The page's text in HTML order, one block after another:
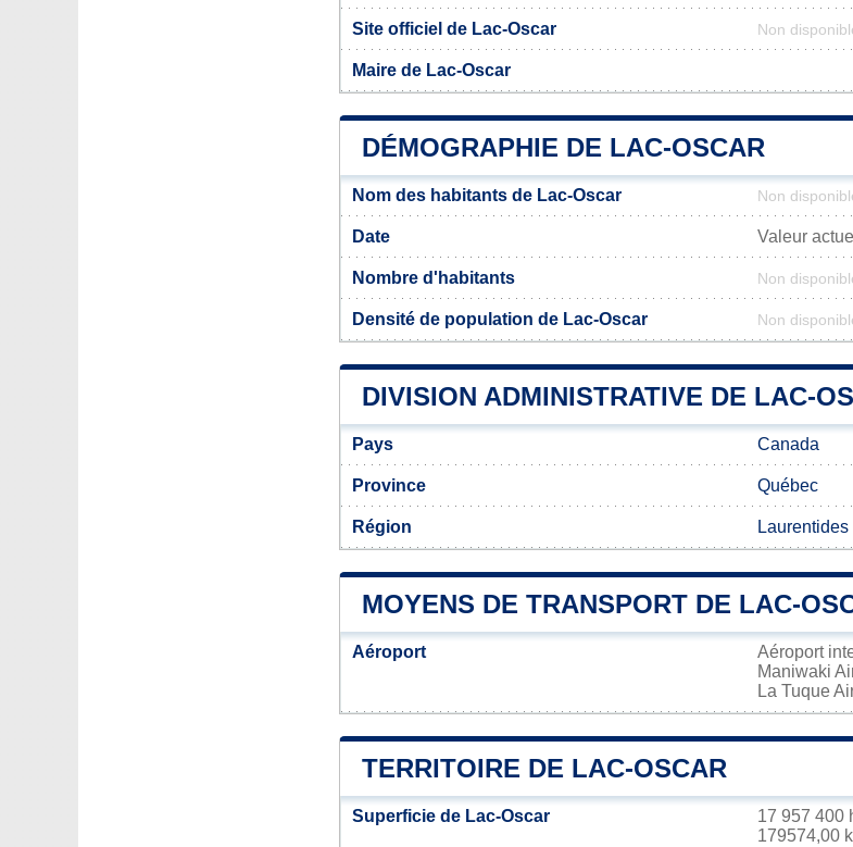
Site officiel de Lac-Oscar Non
Maire de Lac-Oscar
DÉMOGRAPHIE DE LAC-OSCAR
Nom des habitants de Lac-Oscar Non
Date Valeur
Nombre d'habitants Non
Densité de population de Lac-Oscar Non
DIVISION ADMINISTRATIVE DE LAC-
Pays Canada
Province Québec
Région Laurentides
MOYENS DE TRANSPORT DE LAC-
Aéroport Aéroport
Maniwaki
La Tuque
TERRITOIRE DE LAC-OSCAR
Superficie de Lac-Oscar
17 957 400
179574,00